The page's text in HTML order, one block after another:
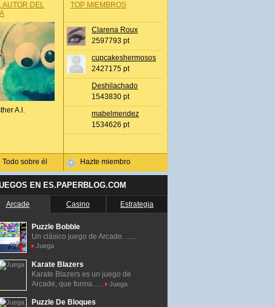
AUTOR DEL
A.l.
Todo sobre él
TOP MIEMBROS
Clarena Roux
2597793 pt
cupcakeshermosos
2427175 pt
Deshilachado
1543830 pt
mabelmendez
1534626 pt
Hazte miembro
EN ES.PAPERBLOG.COM
Arcade Casino Estrategia
Puzzle Bobble
Un clásico juego de Arcade. ......
Juega
Karate Blazers
Karate Blazers es un juego de
Arcade, que forma......
Juega
Puzzle De Bloques